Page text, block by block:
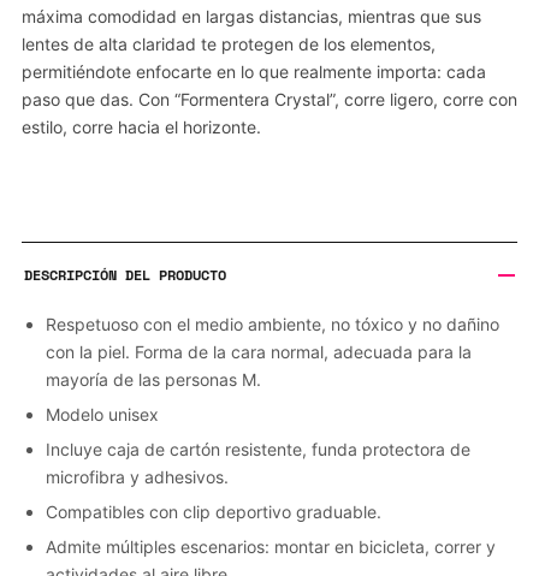
máxima comodidad en largas distancias, mientras que sus
lentes de alta claridad te protegen de los elementos,
permitiéndote enfocarte en lo que realmente importa: cada
paso que das. Con “Formentera Crystal”, corre ligero, corre con
estilo, corre hacia el horizonte.
DESCRIPCIÓN DEL PRODUCTO
Respetuoso con el medio ambiente, no tóxico y no dañino
con la piel. Forma de la cara normal, adecuada para la
mayoría de las personas M.
Modelo unisex
Incluye caja de cartón resistente, funda protectora de
microfibra y adhesivos.
Compatibles con clip deportivo graduable.
Admite múltiples escenarios: montar en bicicleta, correr y